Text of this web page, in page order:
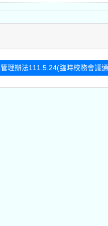
理辦法111.5.24(臨時校務會議